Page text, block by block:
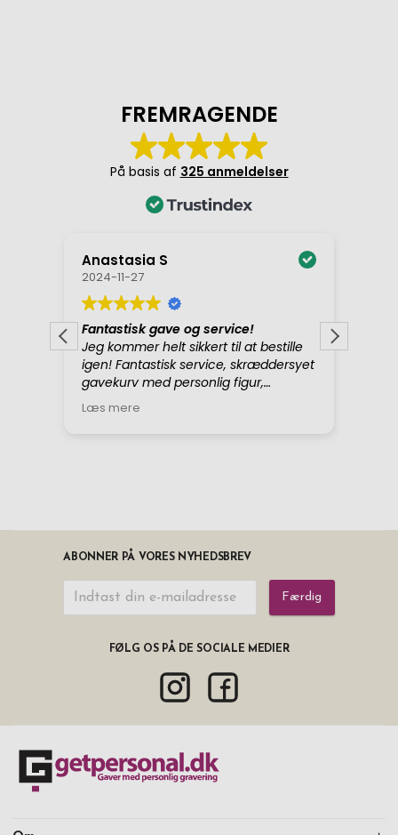
ABONNER PÅ VORES NYHEDSBREV
Færdig
FØLG OS PÅ DE SOCIALE MEDIER